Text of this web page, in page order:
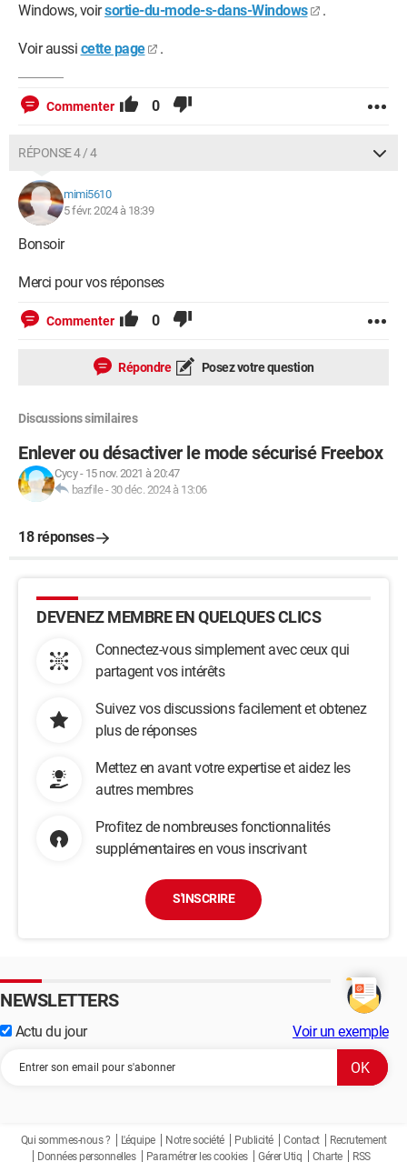
Windows, voirsortie-du-mode-s-dans-Windows .
Voir aussi cette page .
Commenter 0
RÉPONSE 4 / 4
mimi5610
5 févr. 2024 à 18:39
Bonsoir
Merci pour vos réponses
Commenter 0
Répondre Posez votre question
Discussions similaires
Enlever ou désactiver le mode sécurisé Freebox
Cycy- 15 nov. 2021 à 20:47
bazfile- 30 déc. 2024 à 13:06
18 réponses
DEVENEZ MEMBRE EN QUELQUES CLICS
Connectez-vous simplement avec ceux qui
partagent vos intérêts
Suivez vos discussions facilement et obtenez
plus de réponses
Mettez en avant votre expertise et aidez les
autres membres
Profitez de nombreuses fonctionnalités
supplémentaires en vous inscrivant
S'INSCRIRE
NEWSLETTERS
Actu du jour Voir un exemple
Qui sommes-nous ? L'équipe Notre société Publicité Contact
Recrutement
Données personnelles
Paramétrer les cookies Gérer Utiq Charte RSS